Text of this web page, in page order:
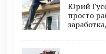
Юрий
просто